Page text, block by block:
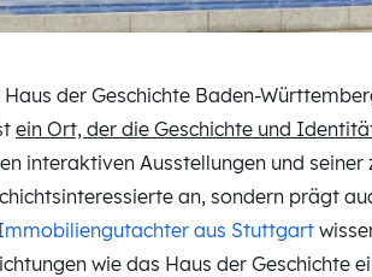
Haus der Geschichte Baden-
ein Ort, der die Geschichte und
interaktiven Ausstellungen und
an, sondern prägt
aus Stuttgart
wie das Haus der Geschichte